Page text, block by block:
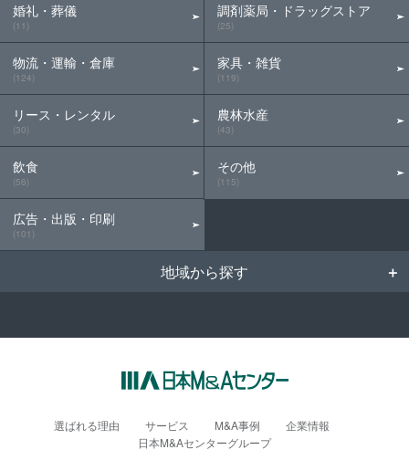
婚礼・葬儀
(11)
物流・運輸・倉庫
(124)
リース・レンタル
(30)
飲食
(56)
広告・出版・印刷
(101)
調剤薬局・ドラッグストア
(25)
家具・雑貨
(119)
農林水産
(43)
その他
(115)
地域から探す
選ばれる理由 サービス M&A事例
企業情報
日本M&Aセンターグループ